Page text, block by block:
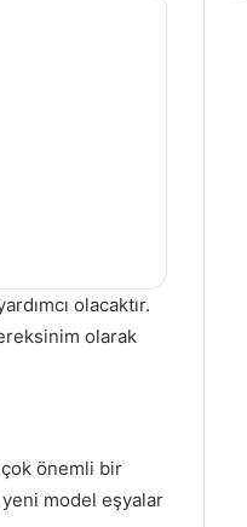
olacaktır.
olarak
önemli bir
model eşyalar